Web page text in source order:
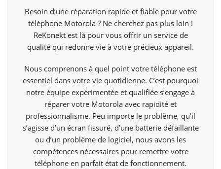
Besoin d’une réparation rapide et fiable pour votre
téléphone Motorola ? Ne cherchez pas plus loin !
ReKonektest là pour vous offrir un service de
qualité qui redonne vie à votre précieux appareil.
Nous comprenons à quel point votre téléphone est
essentiel dans votre vie quotidienne. C’est pourquoi
notre équipe expérimentée et qualifiée s’engage à
réparer votre Motorola avec rapidité et
professionnalisme. Peu importe le problème, qu’il
s’agisse d’un écran fissuré, d’une batterie défaillante
ou d’un problème de logiciel, nous avons les
compétences nécessaires pour remettre votre
téléphone en parfait état de fonctionnement.